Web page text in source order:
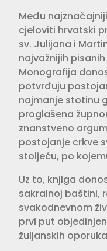
Među
cjeloviti hrvatski
sv. Julijana i
najvažnijih
Monografija
potvrđuju
najmanje stotinu
proglašena
znanstveno
postojanje crkve
stoljeću, po
Uz to, knjiga
sakralnoj baštini,
svakodnevnom
prvi put
žuljanskih